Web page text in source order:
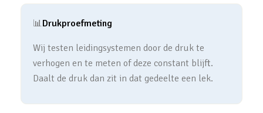
📊Drukproefmeting
Wij testen leidingsystemen door de druk te
verhogen en te meten of deze constant blijft.
Daalt de druk dan zit in dat gedeelte een lek.